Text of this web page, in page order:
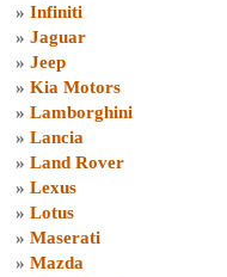
» Infiniti
» Jaguar
» Jeep
» Kia Motors
» Lamborghini
» Lancia
» Land Rover
» Lexus
» Lotus
» Maserati
» Mazda